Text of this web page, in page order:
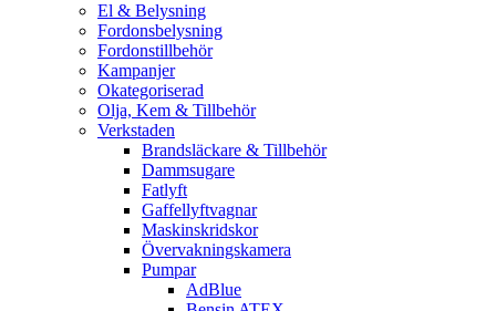
El & Belysning
Fordonsbelysning
Fordonstillbehör
Kampanjer
Okategoriserad
Olja, Kem & Tillbehör
Verkstaden
Brandsläckare & Tillbehör
Dammsugare
Fatlyft
Gaffellyftvagnar
Maskinskridskor
Övervakningskamera
Pumpar
AdBlue